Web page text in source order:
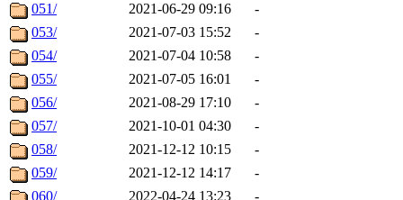
051/
2021-06-29 09:16
-
053/
2021-07-03 15:52
-
054/
2021-07-04 10:58
-
055/
2021-07-05 16:01
-
056/
2021-08-29 17:10
-
057/
2021-10-01 04:30
-
058/
2021-12-12 10:15
-
059/
2021-12-12 14:17
-
060/
2022-04-24 13:23
-